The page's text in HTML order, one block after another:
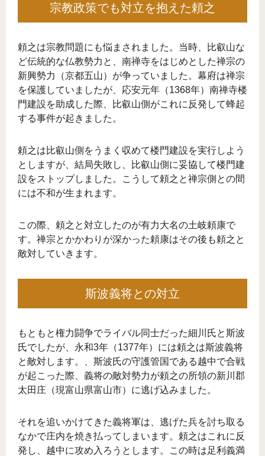
宗教政策でも対立を抱えた頼之
頼之は宗教問題にも悩まされました。当時、比叡山な
ど伝統的な仏教勢力と、南禅寺をはじめとした禅宗の
新興勢力（京都五山）が争っていました。幕府は禅宗
を保護していましたが、応安元年（1368年）南禅寺楼
門建設を助成した際、比叡山側がこれに反発して蜂起
する事件が起きました。
頼之は比叡山側をうまく収めて楼門建設を実行しよう
としますが、結局失敗し、比叡山側に妥協して楼門建
設をストップしました。こうして頼之と禅宗側との間
には不和が生まれます。
この際、頼之と対立したのが有力大名の土岐頼康で
す。禅宗とかかわりが深かった頼康はその後も頼之と
敵対していきます。
斯波義将との対立
もともと権力闘争でライバル同士だった細川氏と斯波
氏でしたが、永和3年（1377年）には頼之は斯波義将
と敵対します。、斯波氏の守護管国である越中で合戦
が起こった際、義将の敵対勢力が頼之の所領の新川郡
太田庄（現富山県富山市）に逃げ込みました。
それを追いかけてきた義将軍は、逃げた兵を討ち取る
なかで庄内を焼き払ってしまいます。頼之はこれに反
発し、越中に攻め入ろうとします。この時は足利義満